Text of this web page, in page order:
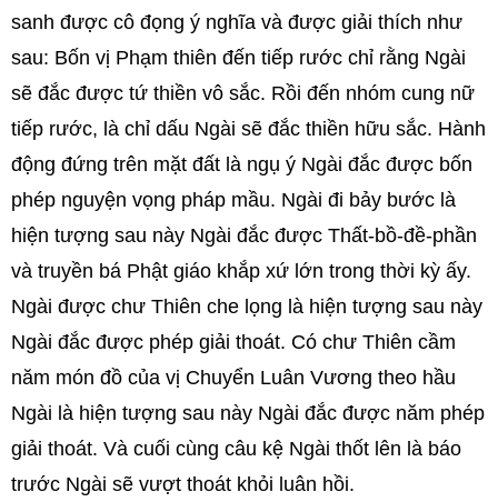
sanh được cô đọng ý nghĩa và được giải thích như
sau: Bốn vị Phạm thiên đến tiếp rước chỉ rằng Ngài
sẽ đắc được tứ thiền vô sắc. Rồi đến nhóm cung nữ
tiếp rước, là chỉ dấu Ngài sẽ đắc thiền hữu sắc. Hành
động đứng trên mặt đất là ngụ ý Ngài đắc được bốn
phép nguyện vọng pháp mầu. Ngài đi bảy bước là
hiện tượng sau này Ngài đắc được Thất-bồ-đề-phần
và truyền bá Phật giáo khắp xứ lớn trong thời kỳ ấy.
Ngài được chư Thiên che lọng là hiện tượng sau này
Ngài đắc được phép giải thoát. Có chư Thiên cầm
năm món đồ của vị Chuyển Luân Vương theo hầu
Ngài là hiện tượng sau này Ngài đắc được năm phép
giải thoát. Và cuối cùng câu kệ Ngài thốt lên là báo
trước Ngài sẽ vượt thoát khỏi luân hồi.